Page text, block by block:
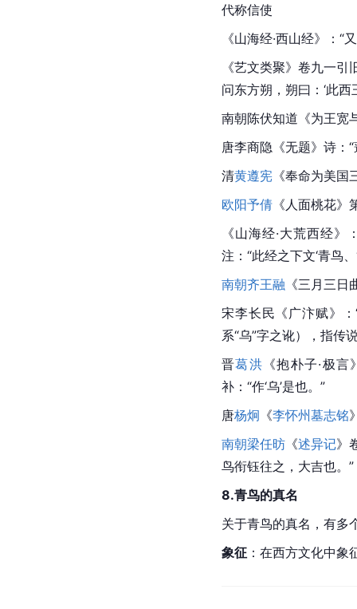
代称信使
《山海经·西山经》：
《艺文类聚》卷九一
问东方朔，朔曰：‘此
南朝陈伏知道《为王宽
唐李商隐《无题》诗：
清黄遵宪 《奉命为美
欧阳予倩 《人面桃花
《山海经·大荒西经
注：“此经之下文‘青鸟、
南朝齐王融 《三月三
宋李长民《广汴赋》
系“乌”字之讹），指传
晋葛洪 《抱朴子·极言
补：“作‘乌’是也。”
唐杨炯 《李怀州墓志铭
南朝梁任昉 《述异记》
鸟衔钰往之，大吉也。”
8.青鸟的真名
关于青鸟的真名，有多
象征 ：在西方文化中